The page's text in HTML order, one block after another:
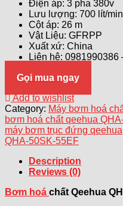
Điện áp: 3 pha 380v
Lưu lượng: 700 lít/min
Cột áp: 26 m
Vật Liệu: GFRPP
Xuất xứ: China
Liên hệ: 0981990386
Gọi mua ngay
Add to wishlist
Category: Máy bơm hoá
bơm hoá chất qeehua
máy bơm trục đứng qeehua
QHA-50SK-55EF
Description
Reviews (0)
Bơm hoá chất Qeehua